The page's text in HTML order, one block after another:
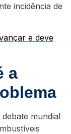
incidência de
e deve
a
mundial